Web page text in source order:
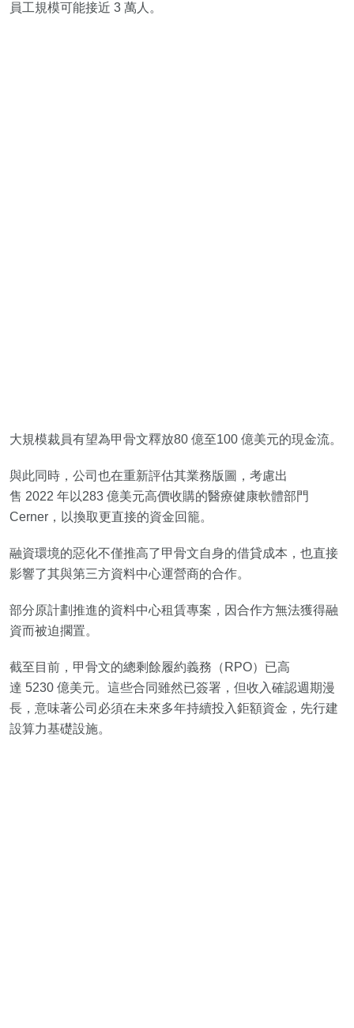
員工規模可能接近 3 萬人。
大規模裁員有望為甲骨文釋放80 億至100 億美元的現金流。
與此同時，公司也在重新評估其業務版圖，考慮出
售 2022 年以283 億美元高價收購的醫療健康軟體部門
Cerner，以換取更直接的資金回籠。
融資環境的惡化不僅推高了甲骨文自身的借貸成本，也直接
影響了其與第三方資料中心運營商的合作。
部分原計劃推進的資料中心租賃專案，因合作方無法獲得融
資而被迫擱置。
截至目前，甲骨文的總剩餘履約義務（RPO）已高
達 5230 億美元。這些合同雖然已簽署，但收入確認週期漫
長，意味著公司必須在未來多年持續投入鉅額資金，先行建
設算力基礎設施。